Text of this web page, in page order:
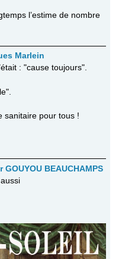
l’estime de nombre
Marlein
: "cause toujours".
sanitaire pour tous !
GOUYOU BEAUCHAMPS